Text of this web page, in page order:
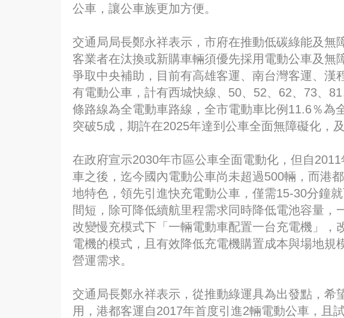
公車，讓公車族更加方便。
交通局局長鄭永祥表示，市府在推動低碳綠能及無
客業者在汰換或新購車輛須優先採用電動公車及無
爭取中央補助，目前有高雄客運、南台灣客運、漢
有電動公車，計有西城快線、50、52、62、73、
條路線為全電動車路線，全市電動車比例11.6％為
突破5成，期許在2025年達到公車全面無障礙化，
在政府宣示2030年市區公車全面電動化，但自
車之後，迄今國內電動公車尚未超過500輛，而港
地特色，領先引進快充電動公車，僅需15-30分鐘
間短，除可降低續航里程需求同時降低電池容量，
改變慢充模式下「一輛電動車配置一台充電機」，
電機的模式，且有效降低充電機購置成本與場地規
營運需求。
交通局長鄭永祥表示，從推動綠運具為出發點，希
用，港都客運自2017年首度引進2輛電動公車，且